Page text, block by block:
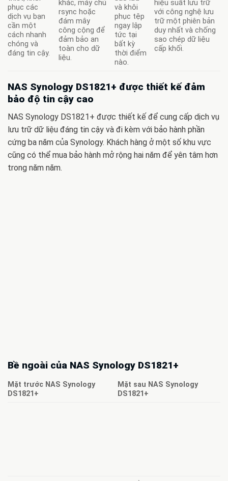
phục các
dịch vụ bạn
cần một
cách nhanh
chóng và
đáng tin cậy.
khác, máy chủ
rsync hoặc
đám mây
công cộng để
đảm bảo an
toàn cho dữ
liệu.
và khôi
phục tệp
ngay lập
tức tại
bất kỳ
thời điểm
nào.
hiệu suất lưu trữ
với công nghệ lưu
trữ một phiên bản
duy nhất và chống
sao chép dữ liệu
cấp khối.
NAS Synology DS1821+ được thiết kế đảm
bảo độ tin cậy cao
NAS Synology DS1821+ được thiết kế để cung cấp dịch vụ
lưu trữ dữ liệu đáng tin cậy và đi kèm với bảo hành phần
cứng ba năm của Synology. Khách hàng ở một số khu vực
cũng có thể mua bảo hành mở rộng hai năm để yên tâm hơn
trong năm năm.
Bề ngoài của NAS Synology DS1821+
Mặt trước NAS Synology
DS1821+
Mặt sau NAS Synology
DS1821+